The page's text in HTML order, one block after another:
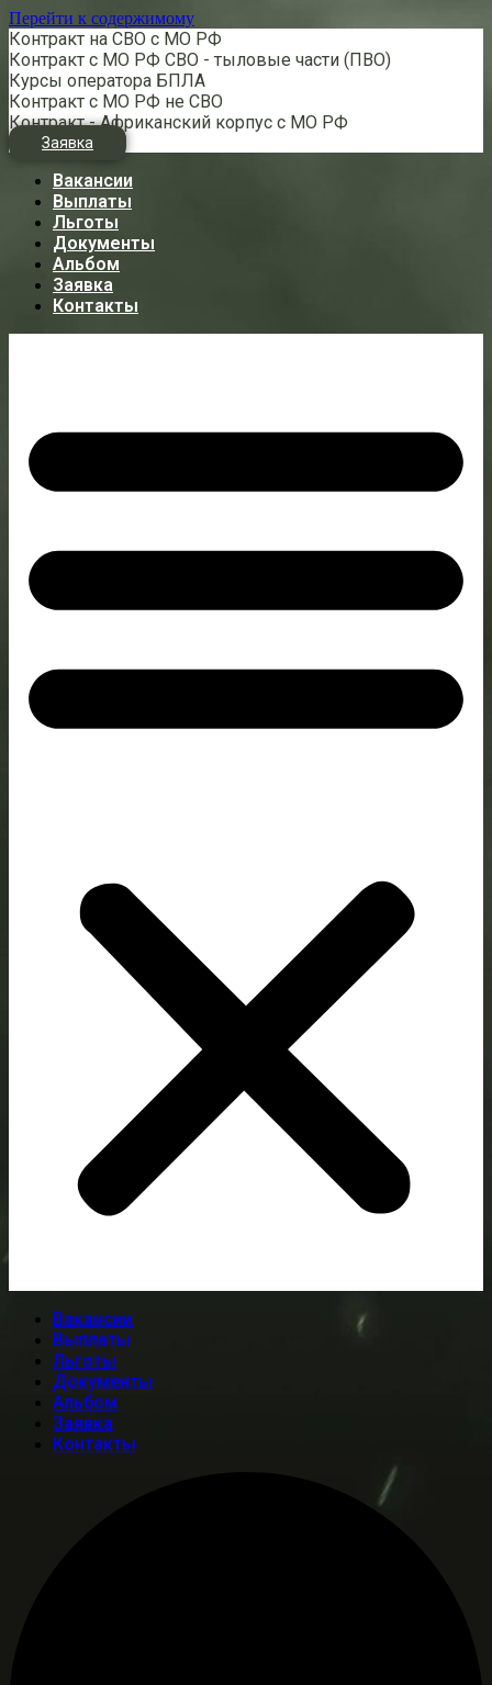
Перейти к содержимому
Контракт на СВО с МО РФ
Контракт с МО РФ СВО - тыловые части (ПВО)
Курсы оператора БПЛА
Контракт с МО РФ не СВО
Контракт - Африканский корпус с МО РФ
Заявка
Вакансии
Выплаты
Льготы
Документы
Альбом
Заявка
Контакты
Вакансии
Выплаты
Льготы
Документы
Альбом
Заявка
Контакты